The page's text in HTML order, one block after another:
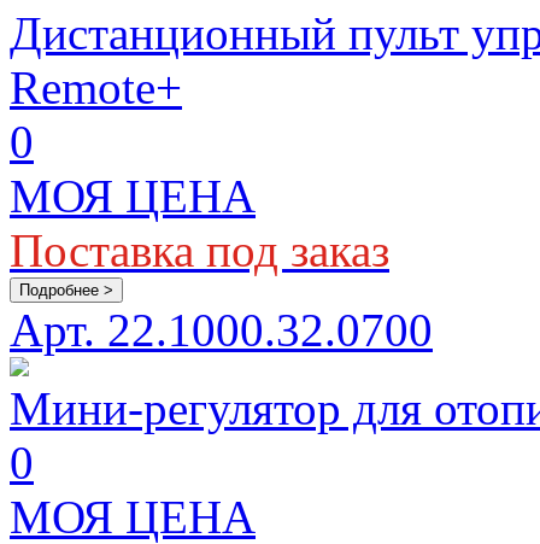
Дистанционный пульт
Remote+
0
МОЯ ЦЕНА
Поставка под заказ
Подробнее >
Арт. 22.1000.32.0700
Мини-регулятор для
0
МОЯ ЦЕНА